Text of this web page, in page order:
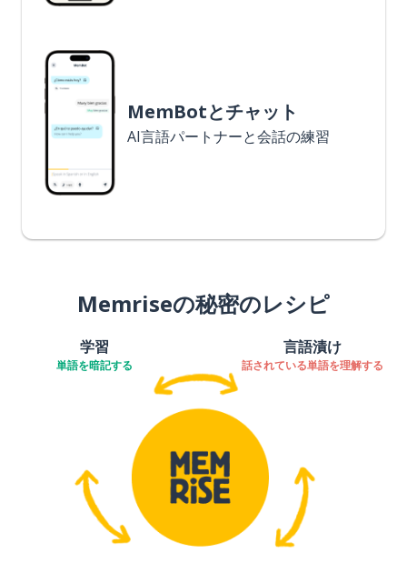
MemBotとチャット
AI言語パートナーと会話の練習
Memriseの秘密のレシピ
学習
単語を暗記する
言語漬け
話されている単語を理解する